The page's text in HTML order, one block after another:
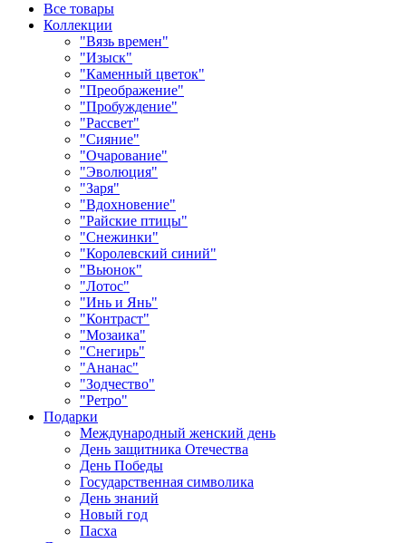
Все товары
Коллекции
"Вязь времен"
"Изыск"
"Каменный цветок"
"Преображение"
"Пробуждение"
"Рассвет"
"Сияние"
"Очарование"
"Эволюция"
"Заря"
"Вдохновение"
"Райские птицы"
"Снежинки"
"Королевский синий"
"Вьюнок"
"Лотос"
"Инь и Янь"
"Контраст"
"Мозаика"
"Снегирь"
"Ананас"
"Зодчество"
"Ретро"
Подарки
Международный женский день
День защитника Отечества
День Победы
Государственная символика
День знаний
Новый год
Пасха